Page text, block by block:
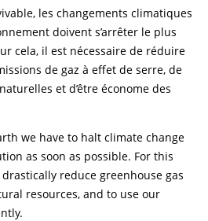
les changements climatiques
doivent s’arrêter le plus
cela, il est nécessaire de réduire
de gaz à effet de serre, de
et d’être économe des
we have to halt climate change
as soon as possible. For this
reduce greenhouse gas
resources, and to use our